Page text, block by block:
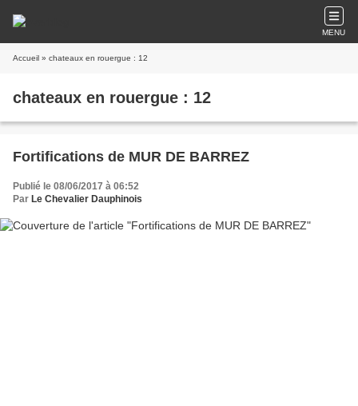
MENU
Accueil » chateaux en rouergue : 12
chateaux en rouergue : 12
Fortifications de MUR DE BARREZ
Publié le 08/06/2017 à 06:52
Par Le Chevalier Dauphinois